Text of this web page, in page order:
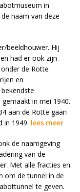
in
naam van deze
beeldhouwer. Hij
had er ook zijn
de Rotte
en
gemaakt in mei 1940.
aan de Rotte gaan
in 1949. lees meer
de naamgeving
van de
Met alle fracties en
om de tunnel in de
te geven.